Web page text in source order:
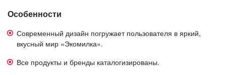
Особенности
Современный дизайн погружает пользователя в яркий,
вкусный мир «Экомилка».
Все продукты и бренды каталогизированы.